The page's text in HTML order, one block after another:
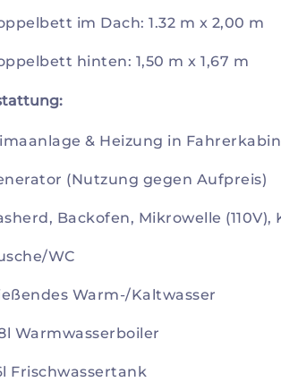
im Dach: 1.32 m x 2,00 m
hinten: 1,50 m x 1,67 m
& Heizung in
(Nutzung gegen Aufpreis)
Backofen, Mikrowelle (110V),
WC
Warm-/Kaltwasser
Warmwasserboiler
Frischwassertank